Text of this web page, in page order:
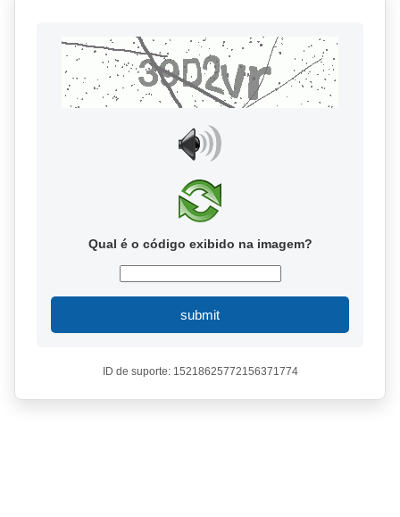
Qual é o código exibido na imagem?
submit
ID de suporte: 15218625772156371774